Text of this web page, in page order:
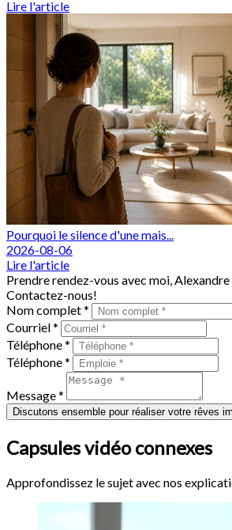
Lire l'article
Pourquoi le silence d'une mais...
2026-08-06
Lire l'article
Prendre rendez-vous avec moi,
Contactez-nous!
Nom complet *
Courriel *
Téléphone *
Téléphone *
Message *
Discutons ensemble pour réaliser votre rêves
Capsules vidéo connexes
Approfondissez le sujet avec nos